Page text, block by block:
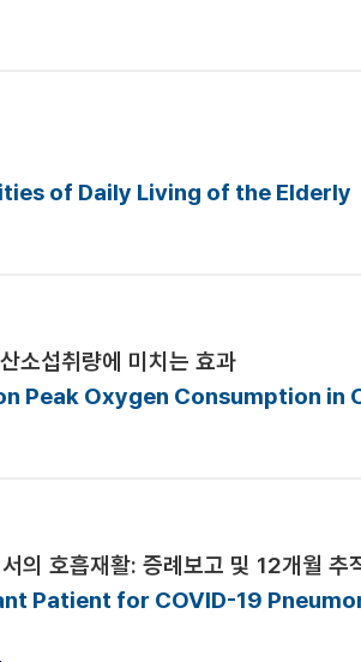
of Daily Living of the Elderly
소섭취량에 미치는 효과
Peak Oxygen Consumption in
의 호흡재활: 증례보고 및 12개월 추
Patient for COVID-19